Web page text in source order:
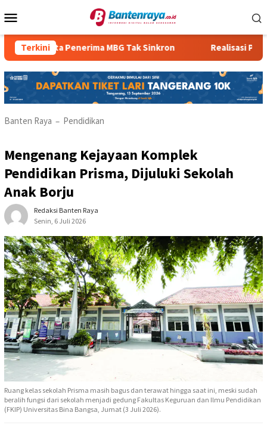
ke
Mobile
Terkini
Data Penerima MBG Tak Sinkron Realisasi PBBP2
Banten Raya – Pendidikan
Mengenang Kejayaan Komplek
Pendidikan Prisma, Dijuluki Sekolah
Anak Borju
Redaksi Banten Raya
Senin, 6 Juli 2026
Ruang kelas sekolah Prisma masih bagus dan terawat hingga saat ini, meski sudah
beralih fungsi dari sekolah menjadi gedung Fakultas Keguruan dan Ilmu Pendidikan
(FKIP) Universitas Bina Bangsa, Jumat (3 Juli 2026).